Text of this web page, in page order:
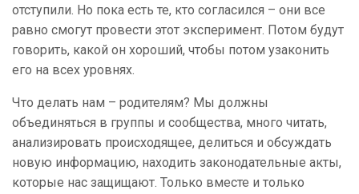
отступили. Но пока есть те, кто согласился – они все
равно смогут провести этот эксперимент. Потом будут
говорить, какой он хороший, чтобы потом узаконить
его на всех уровнях.
Что делать нам – родителям? Мы должны
объединяться в группы и сообщества, много читать,
анализировать происходящее, делиться и обсуждать
новую информацию, находить законодательные акты,
которые нас защищают. Только вместе и только